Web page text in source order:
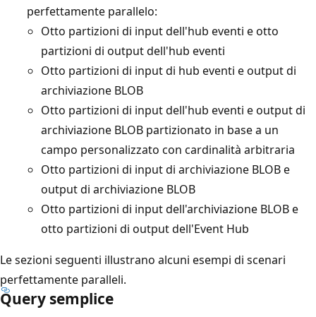
perfettamente parallelo:
Otto partizioni di input dell'hub eventi e otto
partizioni di output dell'hub eventi
Otto partizioni di input di hub eventi e output di
archiviazione BLOB
Otto partizioni di input dell'hub eventi e output di
archiviazione BLOB partizionato in base a un
campo personalizzato con cardinalità arbitraria
Otto partizioni di input di archiviazione BLOB e
output di archiviazione BLOB
Otto partizioni di input dell'archiviazione BLOB e
otto partizioni di output dell'Event Hub
Le sezioni seguenti illustrano alcuni esempi di scenari
perfettamente paralleli.
Query semplice